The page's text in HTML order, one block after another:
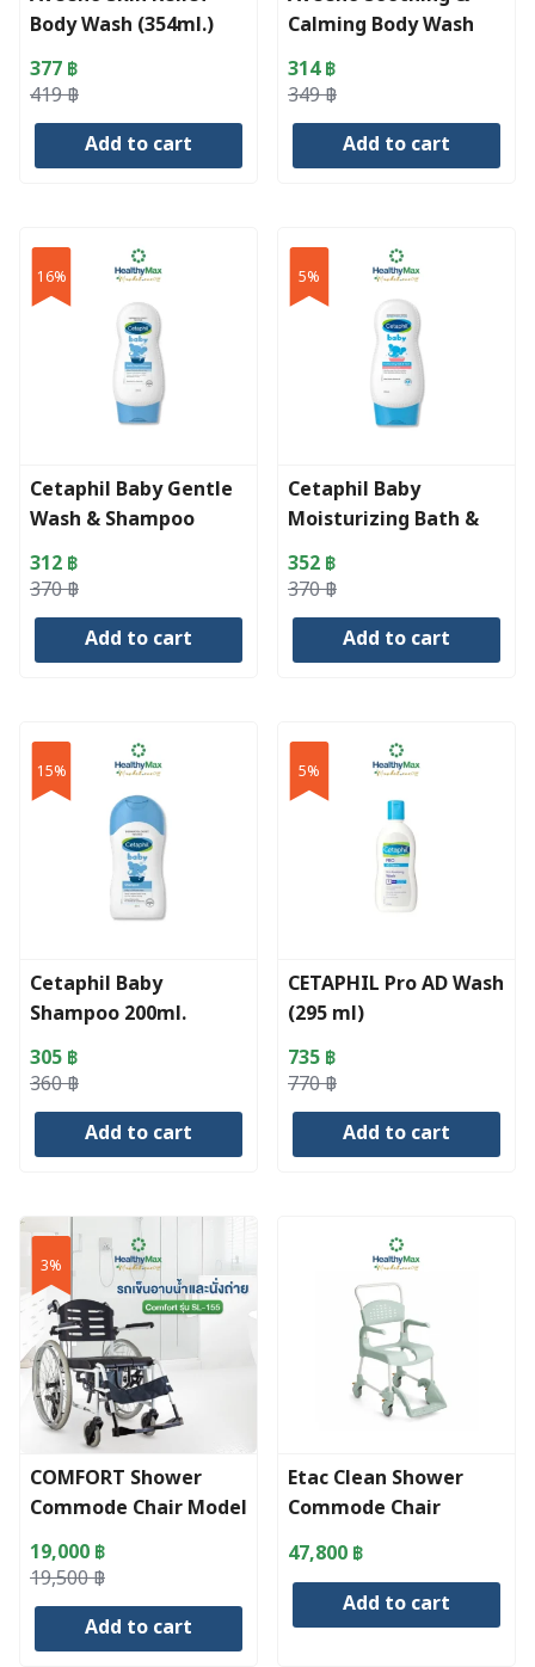
Body Wash (354ml.)
419฿
Original
price
377 ฿
Current
price
Add to cart
Calming Body Wash
(354ml.)
349฿
Original
price
314฿
Current
price
Add to cart
16%
Cetaphil Baby Gentle
Wash & Shampoo
230ml.
370฿
Original
price
312 ฿
Current
price
Add to cart
5%
Cetaphil Baby
Moisturizing Bath &
Wash 230 ml.
370฿
Original
price
352 ฿
Current
price
Add to cart
15%
Cetaphil Baby
Shampoo 200ml.
360฿
Original
price
305 ฿
Current
price
Add to cart
5%
CETAPHIL Pro AD Wash
(295 ml)
770฿
Original
price
735 ฿
Current
price
Add to cart
3%
COMFORT Shower
Commode Chair Model
SL-155
19,500฿
Original
price
19,000 ฿
Current
price
Add to cart
Etac Clean Shower
Commode Chair
47,800 ฿
Add to cart